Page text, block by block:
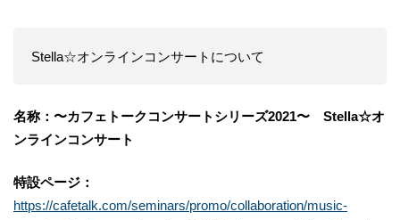
Stella☆オンラインコンサートについて
名称：〜カフェトークコンサートシリーズ2021〜 Stella☆オ
ンラインコンサート
特設ページ：
https://cafetalk.com/seminars/promo/collaboration/music-